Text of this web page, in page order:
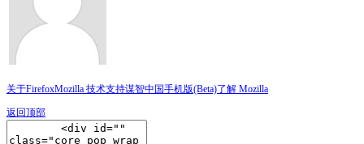
关于FirefoxMozilla 技术支持谋智中国手机版(Beta)了解 Mozilla
返回顶部